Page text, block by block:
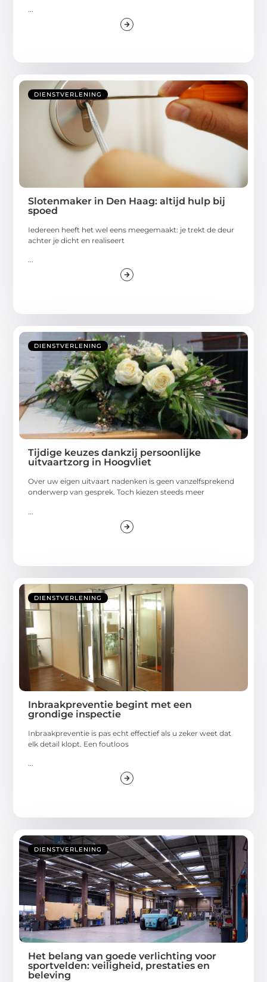
...
DIENSTVERLENING
Slotenmaker in Den Haag: altijd hulp bij
spoed
Iedereen heeft het wel eens meegemaakt: je trekt de deur
achter je dicht en realiseert
...
DIENSTVERLENING
Tijdige keuzes dankzij persoonlijke
uitvaartzorg in Hoogvliet
Over uw eigen uitvaart nadenken is geen vanzelfsprekend
onderwerp van gesprek. Toch kiezen steeds meer
DIENSTVERLENING
Inbraakpreventie begint met een
grondige inspectie
Inbraakpreventie is pas echt effectief als u zeker weet dat
elk detail klopt. Een foutloos
...
DIENSTVERLENING
Het belang van goede verlichting voor
sportvelden: veiligheid, prestaties en
beleving